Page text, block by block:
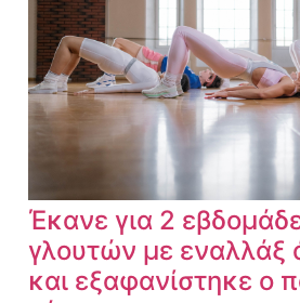
Έκανε για 2
γλουτών με εναλλάξ
και εξαφανίστηκε ο